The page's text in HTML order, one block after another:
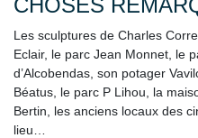
CHOSES
Les sculptures de Charles
Eclair, le parc Jean Monnet, le
d’Alcobendas, son potager
Béatus, le parc P Lihou, la
Bertin, les anciens locaux des
lieu…